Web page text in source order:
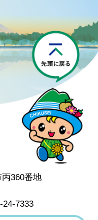
筑西市
360番地
24-7333